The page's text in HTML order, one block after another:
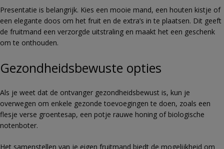
Presentatie is belangrijk. Kies een mooie mand, een houten kistje of
een elegante doos om het fruit en de extra’s in te plaatsen. Dit geeft
de fruitmand een verzorgde uitstraling en maakt het een geschenk
om te onthouden.
Gezondheidsbewuste opties
Als je weet dat de ontvanger gezondheidsbewust is, kun je
overwegen om enkele gezonde toevoegingen te doen, zoals een
flesje verse groentesap, een potje rauwe honing of biologische
notenboter.
Het samenstellen van je eigen fruitmand biedt de mogelijkheid om